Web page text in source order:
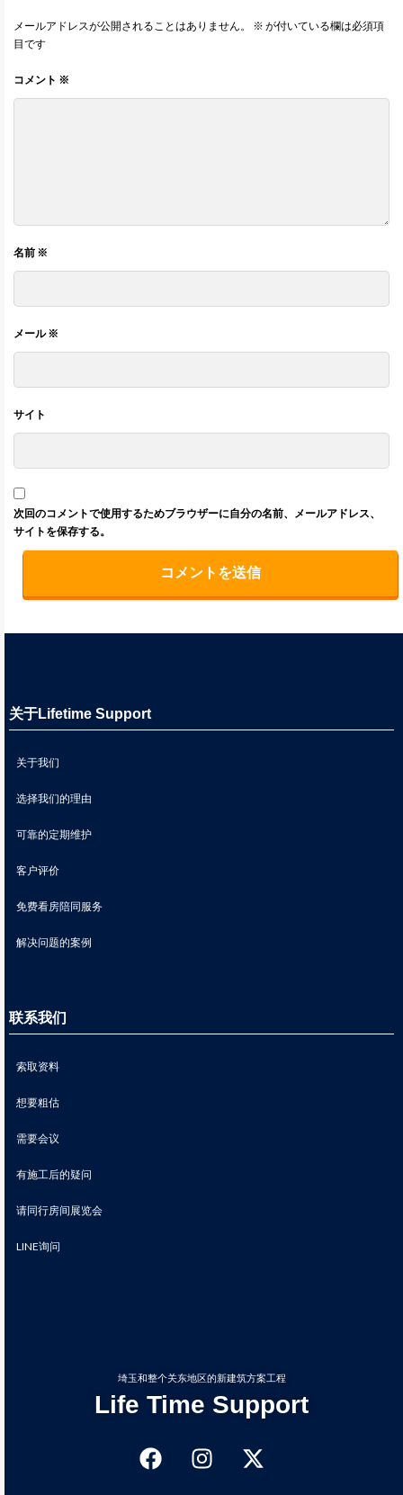
メールアドレスが公開されることはありません。 ※ が付いている欄は必須項
目です
コメント ※
名前 ※
メール※
サイト
次回のコメントで使用するためブラウザーに自分の名前、メールアドレス、
サイトを保存する。
关于Lifetime Support
关于我们
选择我们的理由
可靠的定期维护
客户评价
免费看房陪同服务
解决问题的案例
联系我们
索取资料
想要粗估
需要会议
有施工后的疑问
请同行房间展览会
LINE询问
埼玉和整个关东地区的新建筑方案工程
Life Time Support